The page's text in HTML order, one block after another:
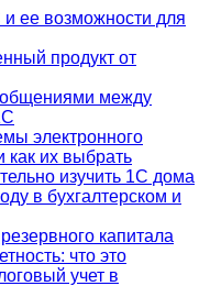
ее возможности для
продукт от
между
электронного
как их выбрать
изучить 1С дома
в бухгалтерском и
капитала
что это
учет в